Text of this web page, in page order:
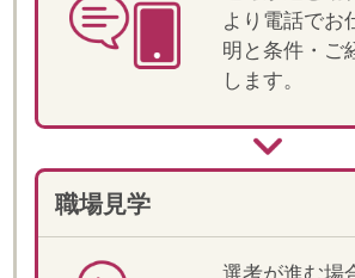
"Fellow(フェロー)" は、「仲間・同士」とい
った意味があります。
「皆様と仲間として一緒にお仕事をしてい
きたい」そんな思いから"Fellow"という言葉
が生まれました。
また、仲間という言葉どおり、ご就業いた
だく皆様には、当社の一員として、「プロ
フェッショナル」と しての意識を持って、
就業していただきたいと思っております。
皆様のご活躍が、しゅふの雇用を増やす一
歩ともなりますので、どうぞ宜しくお願い